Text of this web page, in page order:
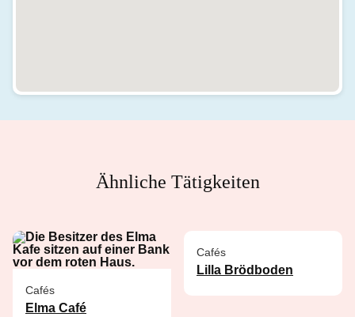
Ähnliche Tätigkeiten
Cafés
Elma Café
Cafés
Lilla Brödboden